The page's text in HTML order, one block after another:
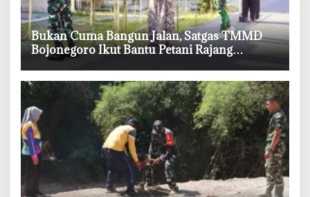
‎Bukan Cuma Bangun Jalan, Satgas TMMD
Bojonegoro Ikut Bantu Petani Rajang
Tembakau